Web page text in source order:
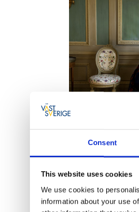
Consent
This website uses cookies
We use cookies to
information about your use
Ät gott på
Den KRAV-märkta
Nyskördade örter
så kan det